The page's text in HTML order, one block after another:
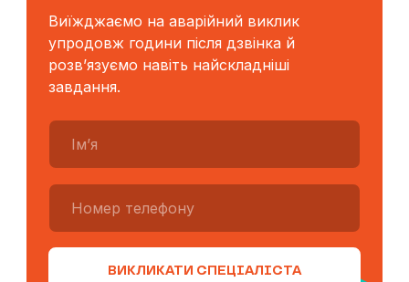
Виїжджаємо на аварійний виклик
упродовж години після дзвінка й
розв’язуємо навіть найскладніші
завдання.
ВИКЛИКАТИ СПЕЦІАЛІСТА